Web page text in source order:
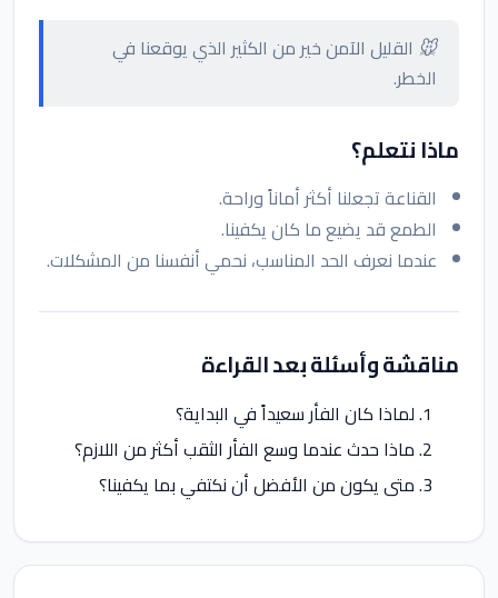
🐭 القليل الآمن خير من الكثير الذي يوقعنا في
الخطر.
ماذا نتعلم؟
القناعة تجعلنا أكثر أماناً وراحة.
الطمع قد يضيع ما كان يكفينا.
عندما نعرف الحد المناسب، نحمي أنفسنا من المشكلات.
مناقشة وأسئلة بعد القراءة
لماذا كان الفأر سعيداً في البداية؟
ماذا حدث عندما وسع الفأر الثقب أكثر من اللازم؟
متى يكون من الأفضل أن نكتفي بما يكفينا؟